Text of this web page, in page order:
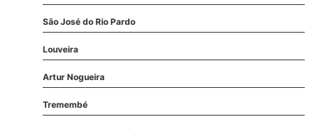
São José do Rio Pardo
Louveira
Artur Nogueira
Tremembé